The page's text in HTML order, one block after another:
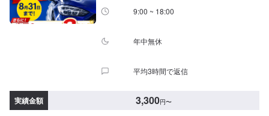
9:00 ~ 18:00
年中無休
平均3時間で返信
実績金額 3,300円〜